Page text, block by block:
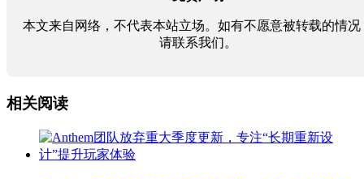
本文来自网络，不代表本站立场。如有不愿意被转载的情况
请联系我们。
相关阅读